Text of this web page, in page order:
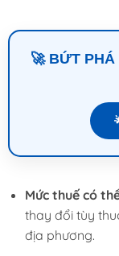
🚀 BỨT
Mức thuế có
thay đổi tùy
địa phương.